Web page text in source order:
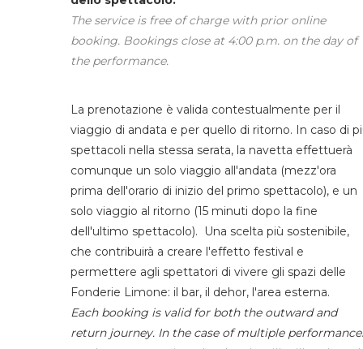
The service is free of charge with prior online
booking. Bookings close at 4:00 p.m. on the day of
the performance.
La prenotazione è valida contestualmente per il
viaggio di andata e per quello di ritorno. In caso di
spettacoli nella stessa serata, la navetta effettuerà
comunque un solo viaggio all'andata (mezz'ora
prima dell'orario di inizio del primo spettacolo), e un
solo viaggio al ritorno (15 minuti dopo la fine
dell'ultimo spettacolo). Una scelta più sostenibile,
che contribuirà a creare l'effetto festival e
permettere agli spettatori di vivere gli spazi delle
Fonderie Limone: il bar, il dehor, l'area esterna.
Each booking is valid for both the outward and
return journey. In the case of multiple